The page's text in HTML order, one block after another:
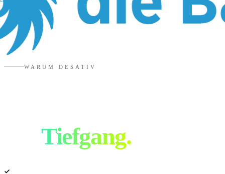
WARUM DESATIV
mitTiefgang.